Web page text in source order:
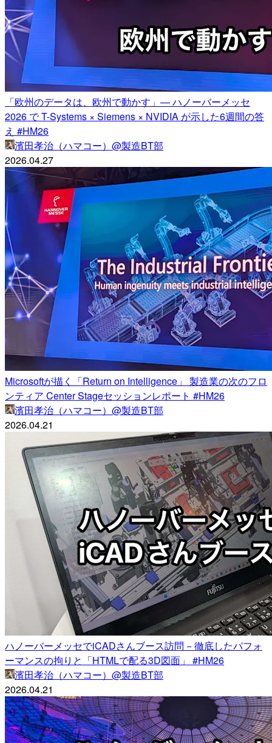
「欧州のデータは、欧州で動かす」— ハノーバーメッセ
2026 で T-Systems × Siemens × NVIDIA が示した6週間の答
え #HM26
濱田孝治（ハマコー）@製造BT部
2026.04.27
Microsoftが描く「Return on Intelligence」 製造業の次のフロ
ンティア Center Stageセッションレポート #HM26
濱田孝治（ハマコー）@製造BT部
2026.04.21
ハノーバーメッセでiCADさんブース訪問 − 徹底したパフォ
ーマンスの拘りと「HTMLで配る3D図面」 #HM26
濱田孝治（ハマコー）@製造BT部
2026.04.21